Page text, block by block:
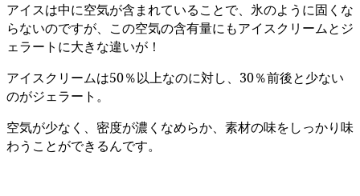
アイスは中に空気が含まれていることで、氷のように固くな
らないのですが、この空気の含有量にもアイスクリームとジ
ェラートに大きな違いが！
アイスクリームは50％以上なのに対し、30％前後と少ない
のがジェラート。
空気が少なく、密度が濃くなめらか、素材の味をしっかり味
わうことができるんです。